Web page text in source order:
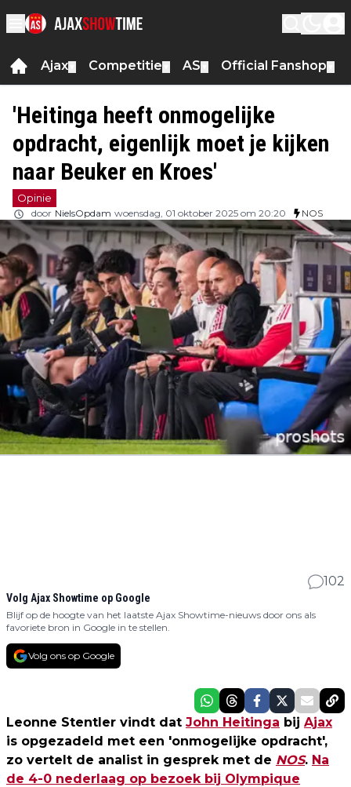
Ajax Competitie AS Official Fanshop
'Heitinga heeft onmogelijke
opdracht, eigenlijk moet je kijken
naar Beuker en Kroes'
Opinie
door NielsOpdam woensdag, 01 oktober 2025 om 20:20 NOS
102
Volg Ajax Showtime op Google
Blijf op de hoogte van het laatste Ajax Showtime-nieuws door ons als
favoriete bron in Google in te stellen.
Volg ons op Google
Leonne Stentler vindt dat John Heitinga bij Ajax
is opgezadeld met een 'onmogelijke opdracht',
zo vertelt de analist in gesprek met de NOS. Na
de 4-0 nederlaag op bezoek bij Olympique